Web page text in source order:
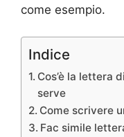
come esempio.
Indice
Cos’è la lettera
serve
Come scrivere
Fac simile